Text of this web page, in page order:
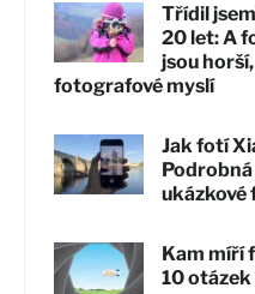
Třídil
20 let: A
jsou
fotografové myslí
Jak fotí
ukázkové
Kam míří
10